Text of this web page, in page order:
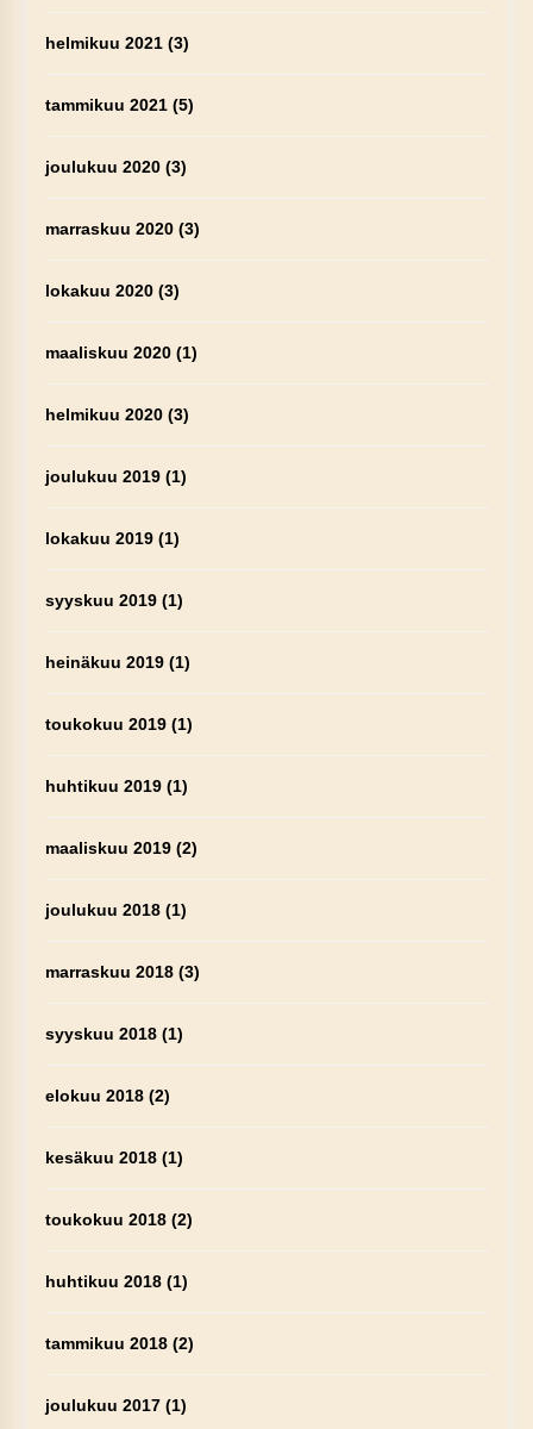
helmikuu 2021(3)
tammikuu 2021(5)
joulukuu 2020(3)
marraskuu 2020(3)
lokakuu 2020(3)
maaliskuu 2020(1)
helmikuu 2020(3)
joulukuu 2019(1)
lokakuu 2019(1)
syyskuu 2019(1)
heinäkuu 2019(1)
toukokuu 2019(1)
huhtikuu 2019(1)
maaliskuu 2019(2)
joulukuu 2018(1)
marraskuu 2018(3)
syyskuu 2018(1)
elokuu 2018(2)
kesäkuu 2018(1)
toukokuu 2018(2)
huhtikuu 2018(1)
tammikuu 2018(2)
joulukuu 2017(1)